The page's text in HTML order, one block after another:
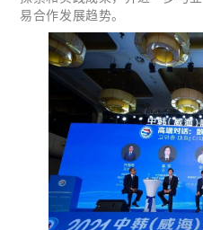
易合作发展趋势。